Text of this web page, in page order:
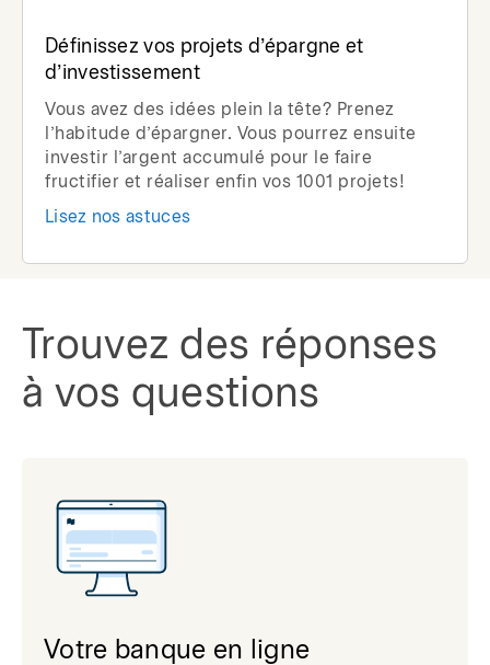
Définissez vos projets d’épargne et
d’investissement
Vous avez des idées plein la tête? Prenez
l’habitude d’épargner. Vous pourrez ensuite
investir l’argent accumulé pour le faire
fructifier et réaliser enfin vos 1001 projets!
Lisez nos astuces
Trouvez des réponses
à vos questions
Votre banque en ligne